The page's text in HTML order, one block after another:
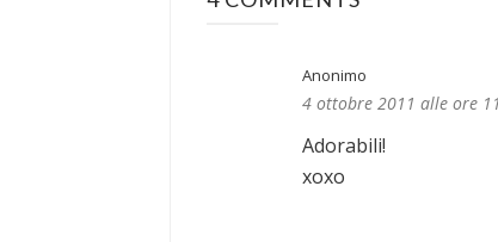
Anonimo
4 ottobre 2011 alle ore
Adorabili!
xoxo